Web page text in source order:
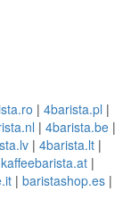
| 4barista.pl |
| 4barista.be |
| 4barista.lt |
kaffeebarista.at|
| baristashop.es|